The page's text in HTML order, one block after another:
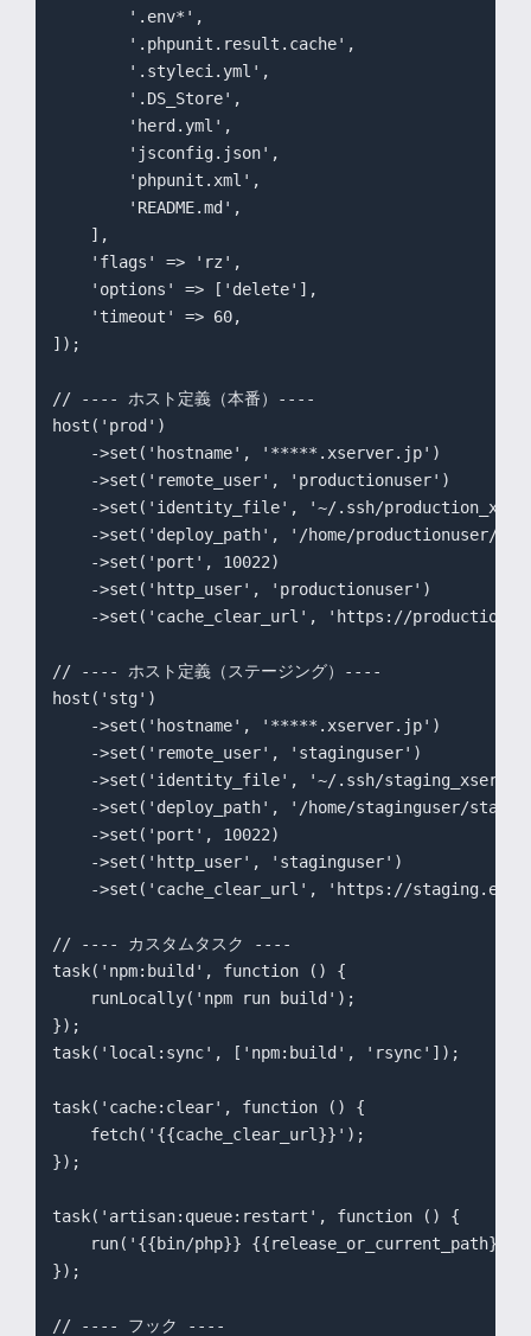
        '.env*',
        '.phpunit.result.cache',
        '.styleci.yml',
        '.DS_Store',
        'herd.yml',
        'jsconfig.json',
        'phpunit.xml',
        'README.md',
    ],
    'flags' => 'rz',
    'options' => ['delete'],
    'timeout' => 60,
]);
// ---- ホスト定義（本番）----
host('prod')
    ->set('hostname', '*****.xserver.jp')
    ->set('remote_user', 'productionuser')
->set('identity_file', '~/.ssh/
->set('deploy_path', '/home/productionuser/
    ->set('port', 10022)
    ->set('http_user', 'productionuser')
->set('cache_clear_url', 'https://
// ---- ホスト定義（ステージング）----
host('stg')
    ->set('hostname', '*****.xserver.jp')
    ->set('remote_user', 'staginguser')
->set('identity_file', '~/.ssh/
->set('deploy_path', '/home/staginguser/
    ->set('port', 10022)
    ->set('http_user', 'staginguser')
->set('cache_clear_url', 'https://
// ---- カスタムタスク ----
task('npm:build', function () {
    runLocally('npm run build');
});
task('local:sync', ['npm:build', 'rsync']);
task('cache:clear', function () {
    fetch('{{cache_clear_url}}');
});
task('artisan:queue:restart', function () {
run('{{bin/php}} {{release_or_current_path}}/
});
// ---- フック ----